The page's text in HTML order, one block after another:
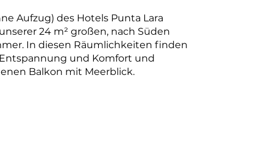
Aufzug) des Hotels Punta Lara
24 m² großen, nach Süden
In diesen Räumlichkeiten finden
und Komfort und
Balkon mit Meerblick.